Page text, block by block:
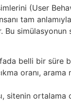
(User
tam
simülasyonun
belli bir
oranı, arama
sitenin